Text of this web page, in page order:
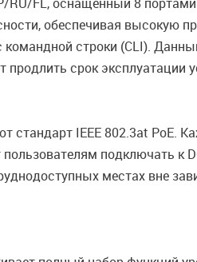
обеспечивая высокую
командной строки (CLI).
срок эксплуатации
стандарт IEEE 802.3at
подключать
местах вне